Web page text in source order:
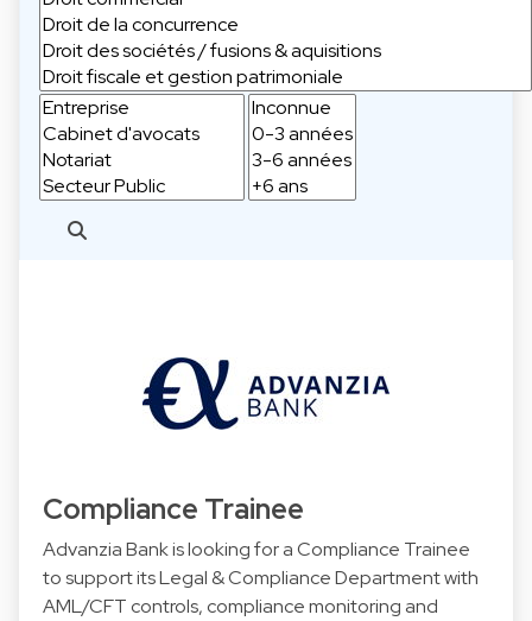
Compliance Trainee
Advanzia Bank is looking for a Compliance Trainee
to support its Legal & Compliance Department with
AML/CFT controls, compliance monitoring and